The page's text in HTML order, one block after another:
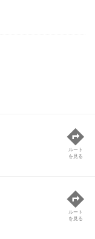
ルート
を見る
ルート
を見る